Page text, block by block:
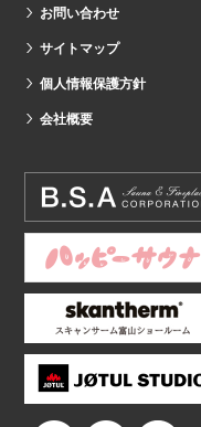
お問い合わせ
サイトマップ
個人情報保護方針
会社概要